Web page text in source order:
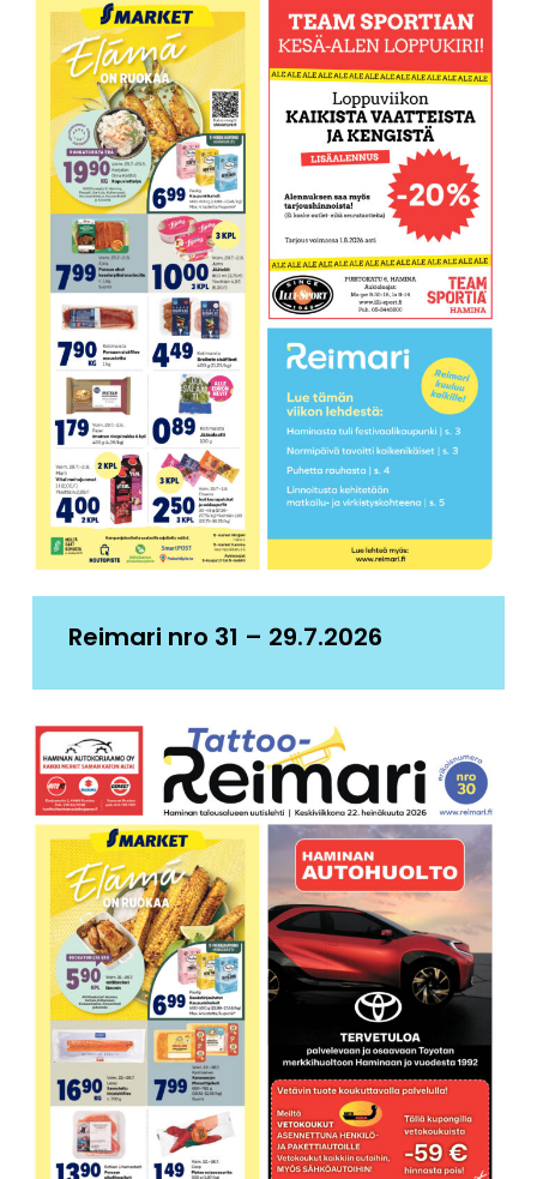
Reimari nro 31 – 29.7.2026